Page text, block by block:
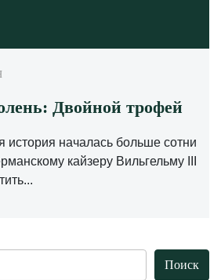
Двойной трофей
история началась больше сотни
кайзеру Вильгельму III